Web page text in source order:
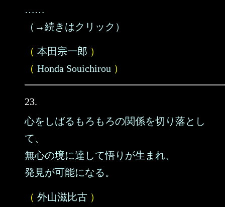
……
（→続きはクリック）
（ 本田宗一郎 ）
（ Honda Souichirou ）
23.
心をしばるもろもろの関係を切り落とし
て、
無心の境に達して悟りが生まれ、
発見が可能になる。
（ 外山滋比古 ）